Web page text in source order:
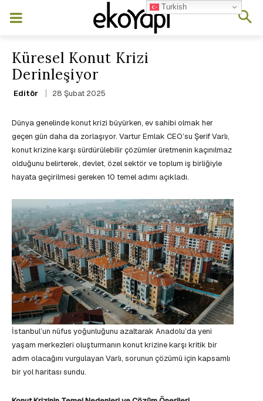
Küresel Konut Krizi
Derinleşiyor
Editör 28 Şubat 2025
Dünya genelinde konut krizi büyürken, ev sahibi olmak her
geçen gün daha da zorlaşıyor. Vartur Emlak CEO’su Şerif Varlı,
konut krizine karşı sürdürülebilir çözümler üretmenin kaçınılmaz
olduğunu belirterek, devlet, özel sektör ve toplum iş birliğiyle
hayata geçirilmesi gereken 10 temel adımı açıkladı.
İstanbul’un nüfus yoğunluğunu azaltarak Anadolu’da yeni
yaşam merkezleri oluşturmanın konut krizine karşı kritik bir
adım olacağını vurgulayan Varlı, sorunun çözümü için kapsamlı
bir yol haritası sundu.
Turkish